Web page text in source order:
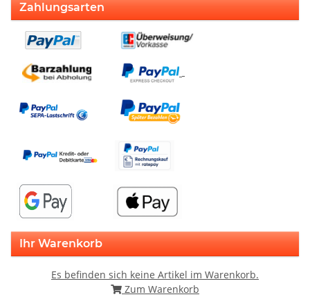
Zahlungsarten
Ihr Warenkorb
Es befinden sich keine Artikel im Warenkorb.
Zum Warenkorb